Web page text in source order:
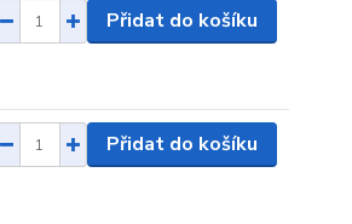
Přidat do košíku
Přidat do košíku